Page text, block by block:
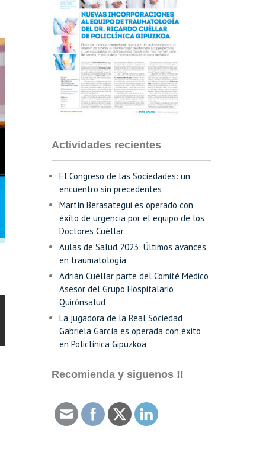
Actividades recientes
El Congreso de las Sociedades: un
encuentro sin precedentes
Martín Berasategui es operado con
éxito de urgencia por el equipo de los
Doctores Cuéllar
Aulas de Salud 2023: Últimos avances
en traumatología
Adrián Cuéllar parte del Comité Médico
Asesor del Grupo Hospitalario
Quirónsalud
La jugadora de la Real Sociedad
Gabriela García es operada con éxito
en Policlínica Gipuzkoa
Recomienda y siguenos !!